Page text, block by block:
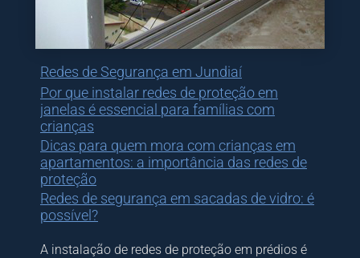
Redes de Segurança em Jundiaí
Por que instalar redes de proteção em
janelas é essencial para famílias com
crianças
Dicas para quem mora com crianças em
apartamentos: a importância das redes de
proteção
Redes de segurança em sacadas de vidro: é
possível?
A instalação de redes de proteção em prédios é